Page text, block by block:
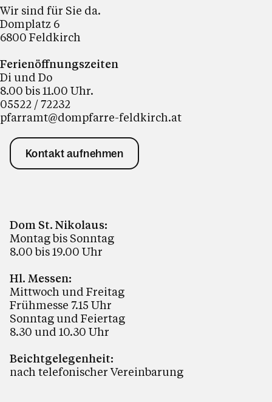
Wir sind für Sie da.
Domplatz 6
6800 Feldkirch
Ferienöffnungszeiten
Di und Do
8.00 bis 11.00 Uhr.
05522 / 72232
pfarramt@dompfarre-feldkirch.at
Kontakt aufnehmen
Dom St. Nikolaus:
Montag bis Sonntag
8.00 bis 19.00 Uhr
Hl. Messen:
Mittwoch und Freitag
Frühmesse 7.15 Uhr
Sonntag und Feiertag
8.30 und 10.30 Uhr
Beichtgelegenheit:
nach telefonischer Vereinbarung